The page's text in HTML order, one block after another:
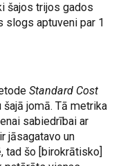
šajos trijos gados
slogs aptuveni par 1
Standard Cost
jomā. Tā metrika
sabiedrībai ar
jāsagatavo un
tad šo [birokrātisko]